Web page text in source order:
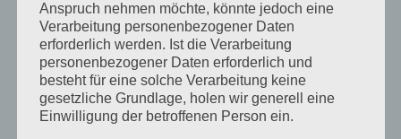
Share This Story, Choose Your Platform!
Facebook
X RedditLinkedInWhatsApp
TumblrPinterest
Vk
Anspruch nehmen möchte, könnte jedoch eine
Verarbeitung personenbezogener Daten
erforderlich werden. Ist die Verarbeitung
personenbezogener Daten erforderlich und
besteht für eine solche Verarbeitung keine
gesetzliche Grundlage, holen wir generell eine
Einwilligung der betroffenen Person ein.